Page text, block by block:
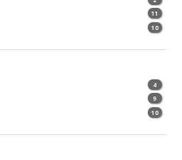
11
10
4
9
10